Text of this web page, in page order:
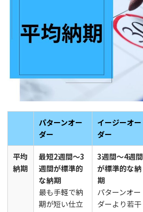
パターンオー
ダー
イージーオー
ダー
平均
納期
最短2週間～3
週間が標準的
な納期
最も手軽で納
期が短い仕立
3週間～4週間
が標準的な納
期
パターンオー
ダーより若干